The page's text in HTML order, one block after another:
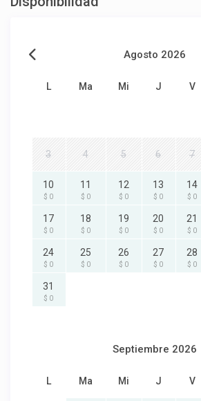
Agosto 2026
L Ma Mi J V
3 4 5 6 7
10
$ 0
11
$ 0
12
$ 0
13
$ 0
14
$ 0
17
$ 0
18
$ 0
19
$ 0
20
$ 0
21
$ 0
24
$ 0
25
$ 0
26
$ 0
27
$ 0
28
$ 0
31
$ 0
Septiembre 2026
L Ma Mi J V